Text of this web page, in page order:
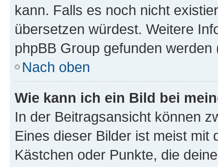
kann. Falls es noch nicht
übersetzen würdest. Weitere
phpBB Group gefunden
Nach oben
Wie kann ich ein Bild bei
In der Beitragsansicht können
Eines dieser Bilder ist meist mit
Kästchen oder Punkte, die